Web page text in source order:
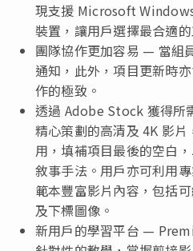
現支援 Microsoft
裝置，讓用戶選擇最合適的
團隊協作更加容易 — 當組
通知，此外，項目更新時
作的極致。
透過 Adobe Stock 獲得所
精心策劃的高清及 4K 影
用，填補項目最後的空白
敘事手法。用戶亦可利用
範本豐富影片內容，包括
及下標圖像。
新用戶的學習平台 —